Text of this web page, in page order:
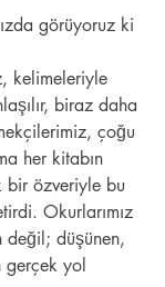
görüyoruz ki
kelimeleriyle
biraz daha
çoğu
her kitabın
bir özveriyle bu
Okurlarımız
değil; düşünen,
gerçek yol